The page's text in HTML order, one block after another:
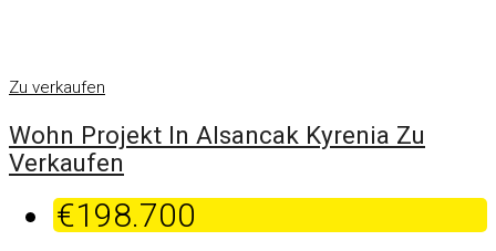
Zu verkaufen
Wohn Projekt In Alsancak Kyrenia Zu
Verkaufen
€198.700